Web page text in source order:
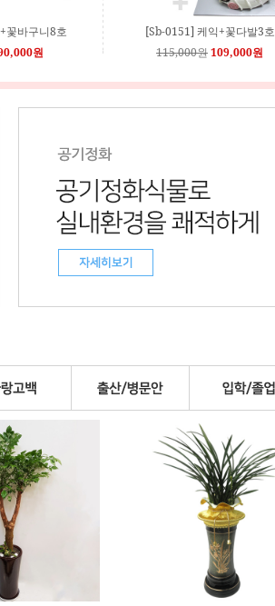
꽃바구니8호
원
[Sb-0151] 케익+꽃다발3호
115,000원109,000원